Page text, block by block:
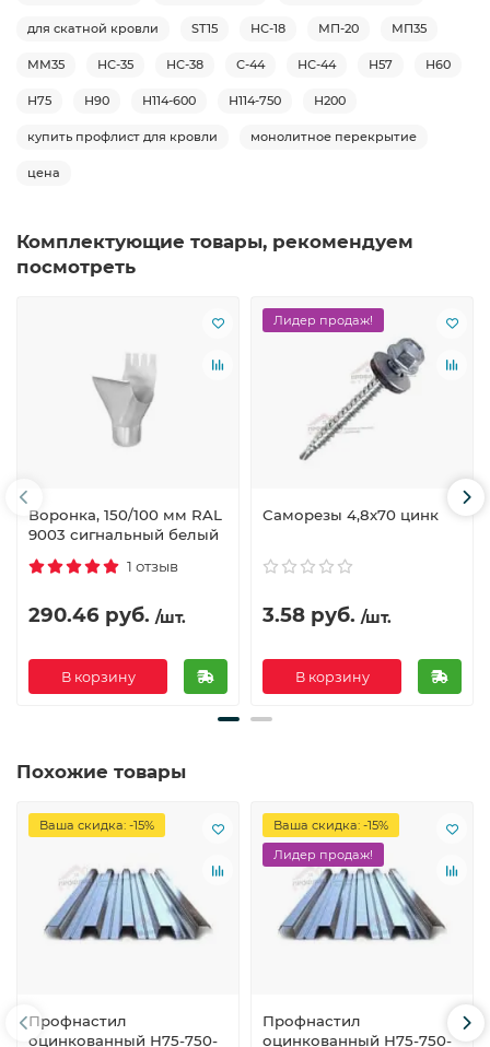
для скатной кровли ST15 НС-18 МП-20 МП35
ММ35 НС-35 НС-38 С-44 НС-44 Н57 Н60
Н75 Н90 Н114-600 Н114-750 Н200
купить профлист для кровли монолитное перекрытие
цена
Комплектующие товары, рекомендуем
посмотреть
Воронка, 150/100 мм RAL
9003 сигнальный белый
1 отзыв
290.46 руб. /шт.
В корзину
Лидер продаж!
Саморезы 4,8х70 цинк
3.58 руб. /шт.
В корзину
Похожие товары
Ваша скидка: -15%
Профнастил
оцинкованный Н75-750-
Ваша скидка: -15%
Лидер продаж!
Профнастил
оцинкованный Н75-750-